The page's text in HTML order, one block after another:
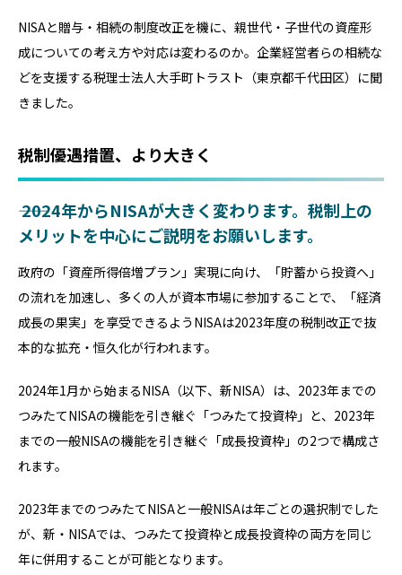
NISAと贈与・相続の制度改正を機に、親世代・子世代の資産形
成についての考え方や対応は変わるのか。企業経営者らの相続な
どを支援する税理士法人大手町トラスト（東京都千代田区）に聞
きました。
税制優遇措置、より大きく
―― 2024年からNISAが大きく変わります。税制上の
メリットを中心にご説明をお願いします。
政府の「資産所得倍増プラン」実現に向け、「貯蓄から投資へ」
の流れを加速し、多くの人が資本市場に参加することで、「経済
成長の果実」を享受できるようNISAは2023年度の税制改正で抜
本的な拡充・恒久化が行われます。
2024年1月から始まるNISA（以下、新NISA）は、2023年までの
つみたてNISAの機能を引き継ぐ「つみたて投資枠」と、2023年
までの一般NISAの機能を引き継ぐ「成長投資枠」の2つで構成さ
れます。
2023年までのつみたてNISAと一般NISAは年ごとの選択制でした
が、新・NISAでは、つみたて投資枠と成長投資枠の両方を同じ
年に併用することが可能となります。